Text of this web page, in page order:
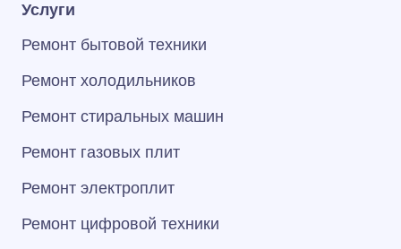
Услуги
Ремонт бытовой техники
Ремонт холодильников
Ремонт стиральных машин
Ремонт газовых плит
Ремонт электроплит
Ремонт цифровой техники